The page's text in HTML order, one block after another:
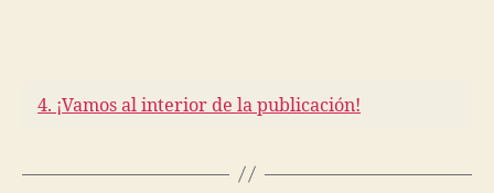
4. ¡Vamos al interior de la publicación!